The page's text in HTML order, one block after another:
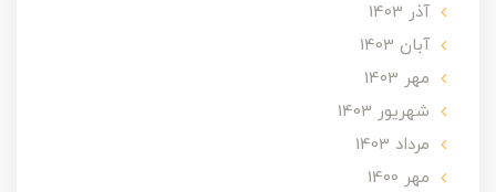
آذر 1403
آبان 1403
مهر 1403
شهریور 1403
مرداد 1403
مهر 1400